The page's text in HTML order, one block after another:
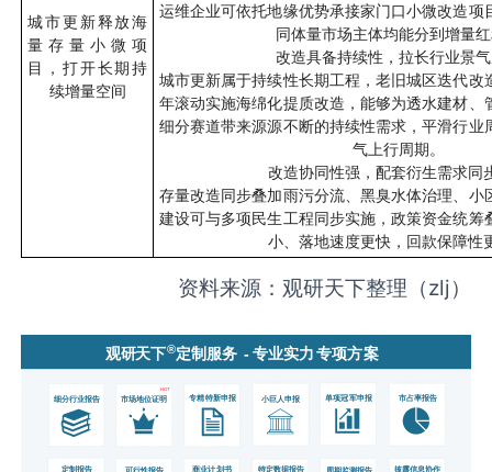
城市更新释放海
量存量小微项
目，打开长期持
续增量空间
运维企业可依托地缘优势承接家门口小微改造项
同体量市场主体均能分到增量
改造具备持续性，拉长行业景
城市更新属于持续性长期工程，老旧城区迭代改
年滚动实施海绵化提质改造，能够为透水建材、
细分赛道带来源源不断的持续性需求，平滑行业
气上行周期。
改造协同性强，配套衍生需求同
存量改造同步叠加雨污分流、黑臭水体治理、小
建设可与多项民生工程同步实施，政策资金统筹
小、落地速度更快，回款保障性
资料来源：观研天下整理（zlj）